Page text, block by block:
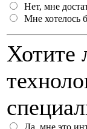
Нет, мне
Мне хотелось
Хотите
Да, мне это